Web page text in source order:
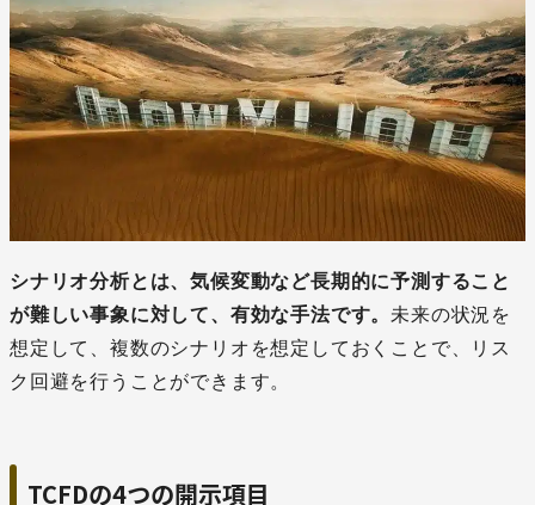
シナリオ分析とは、気候変動など長期的に予測すること
が難しい事象に対して、有効な手法です。 未来の状況を
想定して、複数のシナリオを想定しておくことで、リス
ク回避を行うことができます。
TCFDの4つの開示項目